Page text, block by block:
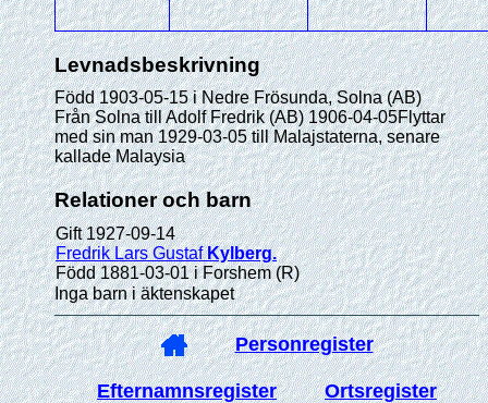
Levnadsbeskrivning
Född 1903-05-15 i Nedre Frösunda, Solna (AB)
Från Solna till Adolf Fredrik (AB) 1906-04-05Flyttar
med sin man 1929-03-05 till Malajstaterna, senare
kallade Malaysia
Relationer och barn
Gift 1927-09-14
Fredrik Lars Gustaf Kylberg.
Född 1881-03-01 i Forshem (R)
Inga barn i äktenskapet
Personregister
Efternamnsregister Ortsregister